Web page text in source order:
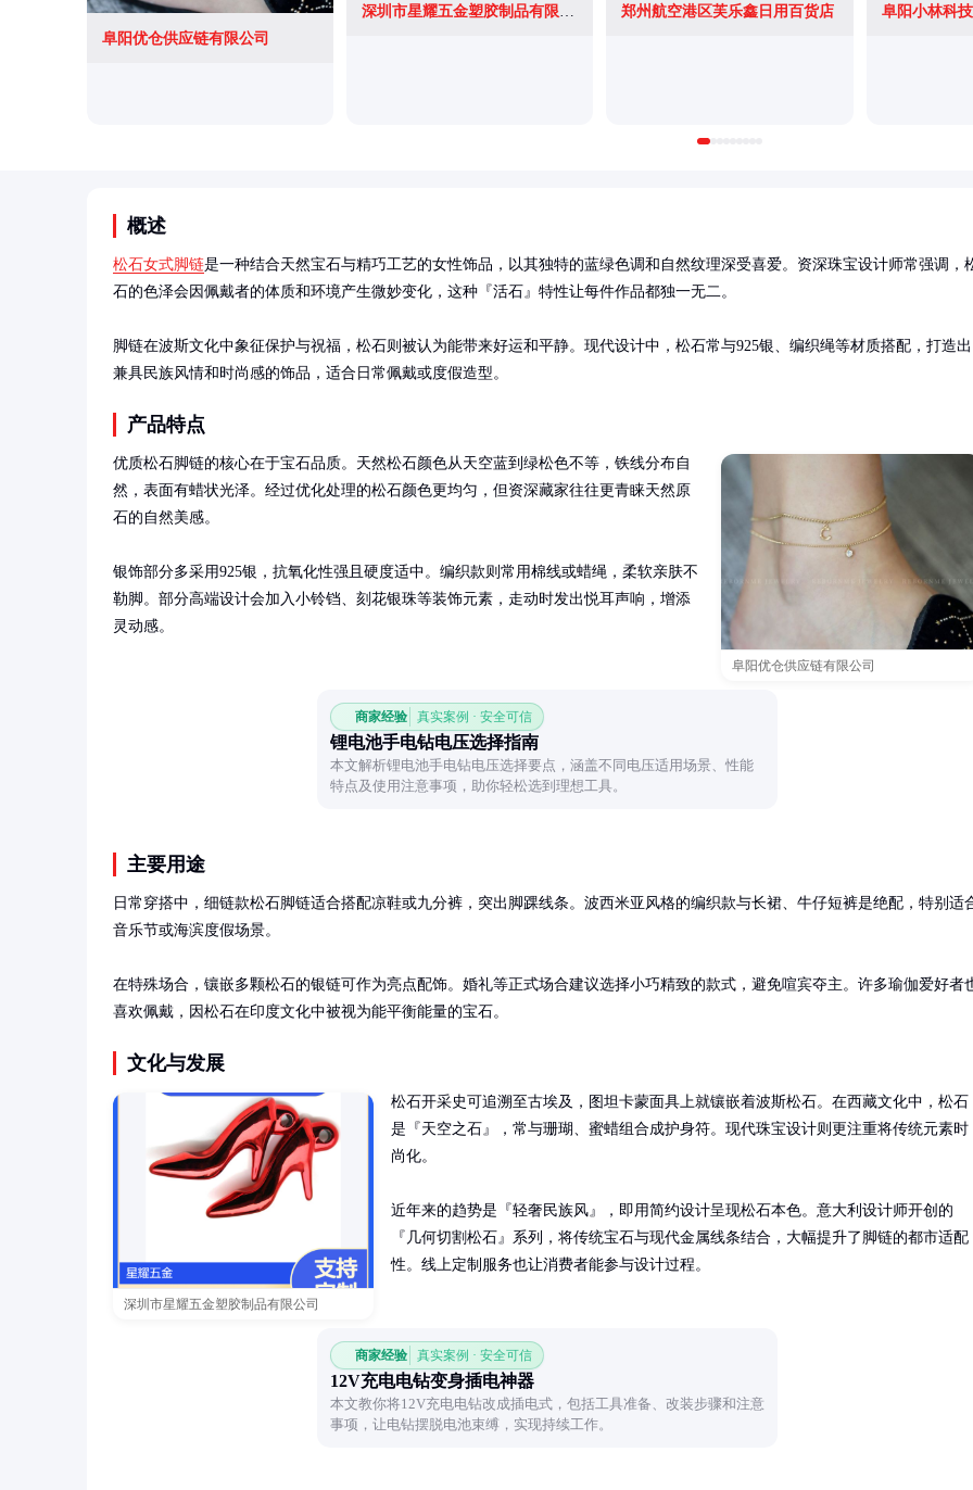
阜阳优仓供应链有限公司
深圳市星耀五金塑胶制品有限公司 郑州航空港区芙乐鑫日用百货店 阜阳小林科
概述
松石女式脚链是一种结合天然宝石与精巧工艺的女性饰品，以其独特的蓝绿色调和自然纹理深受喜爱。资深珠宝设计师常强调，
石的色泽会因佩戴者的体质和环境产生微妙变化，这种『活石』特性让每件作品都独一无二。
脚链在波斯文化中象征保护与祝福，松石则被认为能带来好运和平静。现代设计中，松石常与925银、编织绳等材质搭配，打造出
兼具民族风情和时尚感的饰品，适合日常佩戴或度假造型。
产品特点
阜阳优仓供应链有限公司
优质松石脚链的核心在于宝石品质。天然松石颜色从天空蓝到绿松色不等，铁线分布自
然，表面有蜡状光泽。经过优化处理的松石颜色更均匀，但资深藏家往往更青睐天然原
石的自然美感。
银饰部分多采用925银，抗氧化性强且硬度适中。编织款则常用棉线或蜡绳，柔软亲肤不
勒脚。部分高端设计会加入小铃铛、刻花银珠等装饰元素，走动时发出悦耳声响，增添
灵动感。
商家经验 真实案例 · 安全可信
锂电池手电钻电压选择指南
本文解析锂电池手电钻电压选择要点，涵盖不同电压适用场景、性能
特点及使用注意事项，助你轻松选到理想工具。
主要用途
日常穿搭中，细链款松石脚链适合搭配凉鞋或九分裤，突出脚踝线条。波西米亚风格的编织款与长裙、牛仔短裤是绝配，特别适
音乐节或海滨度假场景。
在特殊场合，镶嵌多颗松石的银链可作为亮点配饰。婚礼等正式场合建议选择小巧精致的款式，避免喧宾夺主。许多瑜伽爱好者
喜欢佩戴，因松石在印度文化中被视为能平衡能量的宝石。
文化与发展
深圳市星耀五金塑胶制品有限公司
松石开采史可追溯至古埃及，图坦卡蒙面具上就镶嵌着波斯松石。在西藏文化中，松石
是『天空之石』，常与珊瑚、蜜蜡组合成护身符。现代珠宝设计则更注重将传统元素时
尚化。
近年来的趋势是『轻奢民族风』，即用简约设计呈现松石本色。意大利设计师开创的
『几何切割松石』系列，将传统宝石与现代金属线条结合，大幅提升了脚链的都市适配
性。线上定制服务也让消费者能参与设计过程。
商家经验 真实案例 · 安全可信
12V充电电钻变身插电神器
本文教你将12V充电电钻改成插电式，包括工具准备、改装步骤和注意
事项，让电钻摆脱电池束缚，实现持续工作。